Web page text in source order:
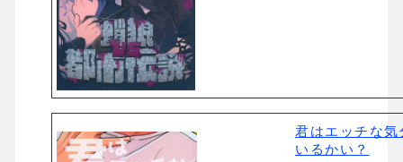
君はエッチな
いるかい？